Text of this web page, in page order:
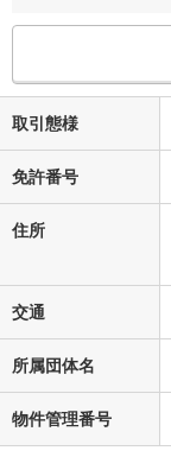
取引態様
免許番号
住所
交通
所属団体名
物件管理番号